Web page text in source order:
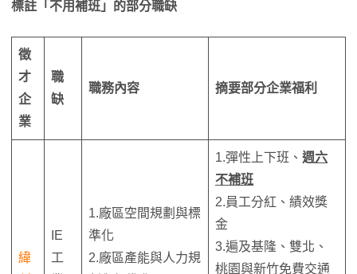
標註「不用補班」的部分職缺
徵
才
企
業
職
缺
職務內容 摘要部分企業福利
緯
IE
工
1.廠區空間規劃與標
準化
2.廠區產能與人力規
1.彈性上下班、 週六
不補班
2.員工分紅、績效獎
金
3.遍及基隆、雙北、
桃園與新竹免費交通